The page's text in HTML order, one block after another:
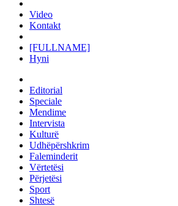
Video
Kontakt
[FULLNAME]
Hyni
Editorial
Speciale
Mendime
Intervista
Kulturë
Udhëpërshkrim
Faleminderit
Vërtetësi
Përjetësi
Sport
Shtesë